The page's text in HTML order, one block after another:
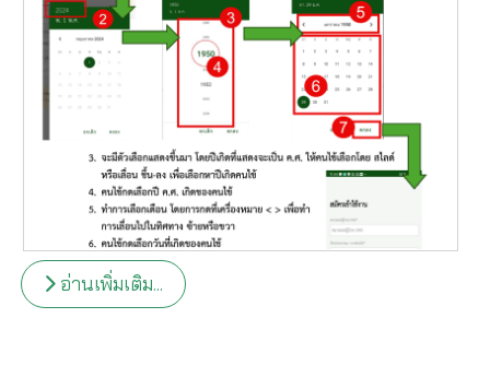
อ่านเพิ่มเติม...